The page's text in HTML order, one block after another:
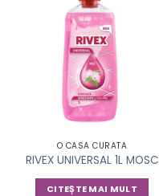
O CASA CURATA
RIVEX UNIVERSAL 1L MOSC
CITEȘTE MAI MULT